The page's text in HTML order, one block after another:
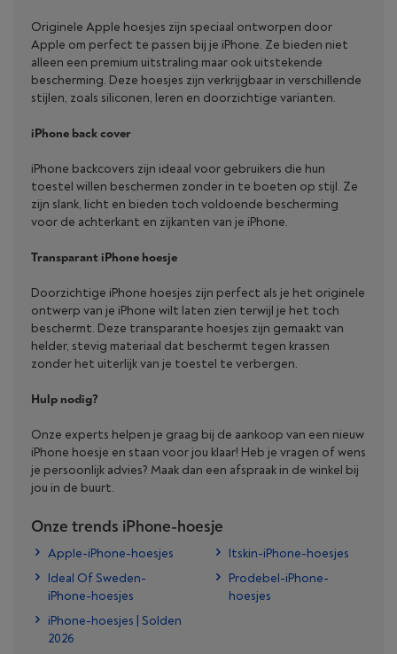
Originele Apple hoesjes zijn speciaal ontworpen door
Apple om perfect te passen bij je iPhone. Ze bieden niet
alleen een premium uitstraling maar ook uitstekende
bescherming. Deze hoesjes zijn verkrijgbaar in verschillende
stijlen, zoals siliconen, leren en doorzichtige varianten.
iPhone back cover
iPhone backcovers zijn ideaal voor gebruikers die hun
toestel willen beschermen zonder in te boeten op stijl. Ze
zijn slank, licht en bieden toch voldoende bescherming
voor de achterkant en zijkanten van je iPhone.
Transparant iPhone hoesje
Doorzichtige iPhone hoesjes zijn perfect als je het originele
ontwerp van je iPhone wilt laten zien terwijl je het toch
beschermt. Deze transparante hoesjes zijn gemaakt van
helder, stevig materiaal dat beschermt tegen krassen
zonder het uiterlijk van je toestel te verbergen.
Hulp nodig?
Onze experts helpen je graag bij de aankoop van een nieuw
iPhone hoesje en staan voor jou klaar! Heb je vragen of wens
je persoonlijk advies? Maak dan een afspraak in de winkel bij
jou in de buurt.
Onze trends iPhone-hoesje
Apple-iPhone-hoesjes
Ideal Of Sweden-
iPhone-hoesjes
iPhone-hoesjes | Solden
2026
Itskin-iPhone-hoesjes
Prodebel-iPhone-
hoesjes